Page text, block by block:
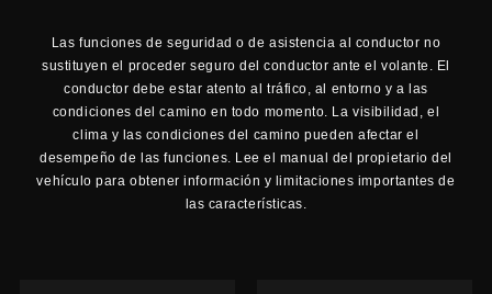
Las funciones de seguridad o de asistencia al conductor no
sustituyen el proceder seguro del conductor ante el volante. El
conductor debe estar atento al tráfico, al entorno y a las
condiciones del camino en todo momento. La visibilidad, el
clima y las condiciones del camino pueden afectar el
desempeño de las funciones. Lee el manual del propietario del
vehículo para obtener información y limitaciones importantes de
las características.